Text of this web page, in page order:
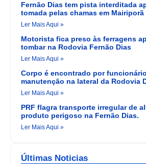
Fernão Dias tem pista interditada
tomada pelas chamas em Mairiporã
Ler Mais Aqui »
Motorista fica preso às ferragens
tombar na Rodovia Fernão Dias
Ler Mais Aqui »
Corpo é encontrado por
manutenção na lateral da Rodovia
Ler Mais Aqui »
PRF flagra transporte irregular de
produto perigoso na Fernão Dias.
Ler Mais Aqui »
Últimas Noticias